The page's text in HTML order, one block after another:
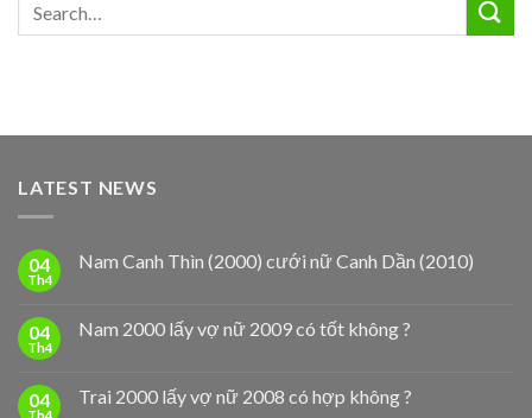
LATEST NEWS
04
Th4
Nam Canh Thìn (2000) cưới nữ Canh Dần (2010)
04
Th4
Nam 2000 lấy vợ nữ 2009 có tốt không ?
04 Trai 2000 lấy vợ nữ 2008 có hợp không ?